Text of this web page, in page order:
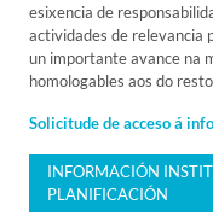
esixencia de
actividades de relevancia
un importante avance na
homologables aos do
Solicitude de acceso á
INFORMACIÓN
PLANIFICACIÓN